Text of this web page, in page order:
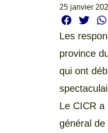
25 janvier
Les
province
qui ont
Le CICR a
général